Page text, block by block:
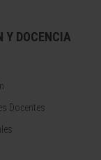
Y DOCENCIA
Docentes